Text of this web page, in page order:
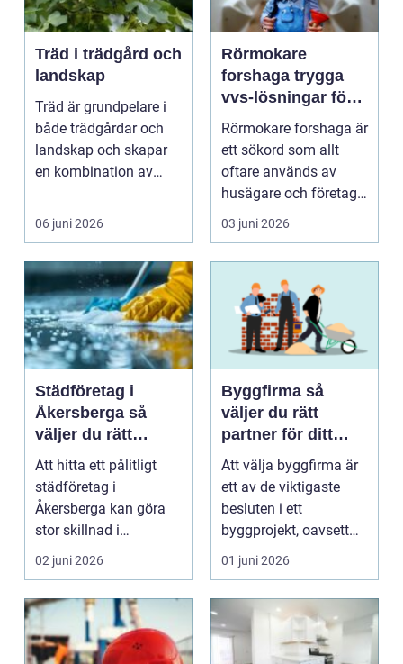
Träd i trädgård och
landskap
Träd är grundpelare i
både trädgårdar och
landskap och skapar
en kombination av
06 juni 2026
Rörmokare
forshaga trygga
vvs-lösningar för
hem och företag
Rörmokare forshaga är
ett sökord som allt
oftare används av
husägare och företag
som behöver snabb
h...
03 juni 2026
Städföretag i
Åkersberga så
väljer du rätt
partner för hem
och kontor
Att hitta ett pålitligt
städföretag i
Åkersberga kan göra
stor skillnad i
vardagen. Många
upptäcker ...
02 juni 2026
Byggfirma så
väljer du rätt
partner för ditt
byggprojekt
Att välja byggfirma är
ett av de viktigaste
besluten i ett
byggprojekt, oavsett
om du planerar ett n...
01 juni 2026